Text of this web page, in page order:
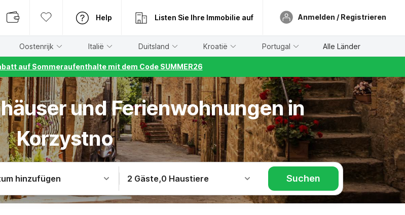
Help Listen Sie Ihre Immobilie auf Anmelden / Registrieren
Oostenrijk Italië Duitsland Kroatië Portugal Alle Länder
auf Sommeraufenthalte mit dem Code SUMMER26
und Ferienwohnungen in
Korzystno
hinzufügen 2 Gäste,0 Haustiere Suchen